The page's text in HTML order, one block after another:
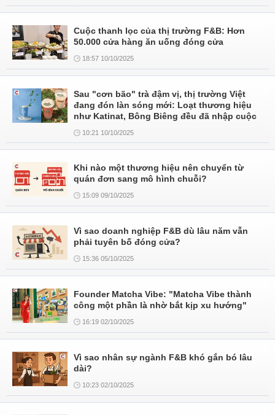
Cuộc thanh lọc của thị trường F&B: Hơn
50.000 cửa hàng ăn uống đóng cửa
18:57 10/10/2025
Sau "cơn bão" trà đậm vị, thị trường Việt
đang đón làn sóng mới: Loạt thương hiệu
như Katinat, Bông Biêng đều đã nhập cuộc
10:21 10/10/2025
Khi nào một thương hiệu nên chuyển từ
quán đơn sang mô hình chuỗi?
15:09 09/10/2025
Vì sao doanh nghiệp F&B dù lâu năm vẫn
phải tuyên bố đóng cửa?
15:36 05/10/2025
Founder Matcha Vibe: "Matcha Vibe thành
công một phần là nhờ bắt kịp xu hướng"
16:19 02/10/2025
Vì sao nhân sự ngành F&B khó gắn bó lâu
dài?
10:23 02/10/2025